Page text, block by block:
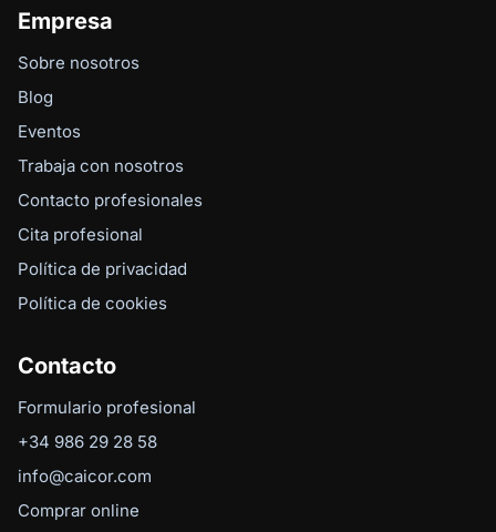
Empresa
Sobre nosotros
Blog
Eventos
Trabaja con nosotros
Contacto profesionales
Cita profesional
Política de privacidad
Política de cookies
Contacto
Formulario profesional
+34 986 29 28 58
info@caicor.com
Comprar online